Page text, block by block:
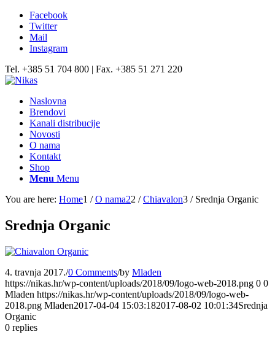
Facebook
Twitter
Mail
Instagram
Tel. +385 51 704 800 | Fax. +385 51 271 220
Naslovna
Brendovi
Kanali distribucije
Novosti
O nama
Kontakt
Shop
Menu Menu
You are here: Home1 / O nama22 / Chiavalon3 / Srednja Organic
Srednja Organic
4. travnja 2017./0 Comments/by Mladen
https://nikas.hr/wp-content/uploads/2018/09/logo-web-2018.png 0 0
Mladen https://nikas.hr/wp-content/uploads/2018/09/logo-web-
2018.png Mladen2017-04-04 15:03:182017-08-02 10:01:34Srednja
Organic
0 replies